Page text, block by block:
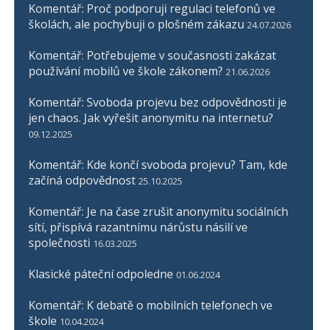
Komentář: Proč podporuji regulaci telefonů ve
školách, ale pochybuji o plošném zákazu 24.07.2026
Komentář: Potřebujeme v současnosti zakázat
používání mobilů ve škole zákonem? 21.06.2026
Komentář: Svoboda projevu bez odpovědnosti je
jen chaos. Jak vyřešit anonymitu na internetu?
09.12.2025
Komentář: Kde končí svoboda projevu? Tam, kde
začíná odpovědnost 25.10.2025
Komentář: Je na čase zrušit anonymitu sociálních
sítí, přispívá razantnímu nárůstu násilí ve
společnosti 16.03.2025
Klasické páteční odpoledne 01.06.2024
Komentář: K debatě o mobilních telefonech ve
škole 10.04.2024